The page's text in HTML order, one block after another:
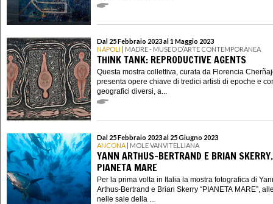
Dal 25 Febbraio 2023 al 1 Maggio 2023
NAPOLI | MADRE - MUSEO D’ARTE CONTEMPORANEA
THINK TANK: REPRODUCTIVE AGENTS
Questa mostra collettiva, curata da Florencia
presenta opere chiave di tredici artisti di epoche e
geografici diversi, a...
Dal 25 Febbraio 2023 al 25 Giugno 2023
ANCONA | MOLE VANVITELLIANA
YANN ARTHUS-BERTRAND E BRIAN SKERRY.
PIANETA MARE
Per la prima volta in Italia la mostra fotografica di
Arthus-Bertrand e Brian Skerry “PIANETA MARE”,
nelle sale della ...